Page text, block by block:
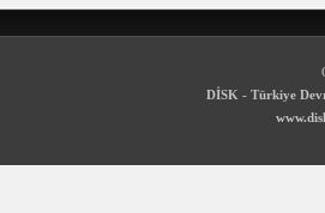
DİSK - Türkiye